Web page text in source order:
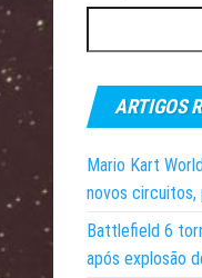
ARTIGOS
Mario Kart
novos circuitos,
Battlefield 6
após explosão